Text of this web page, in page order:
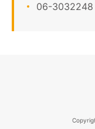
06-3032248